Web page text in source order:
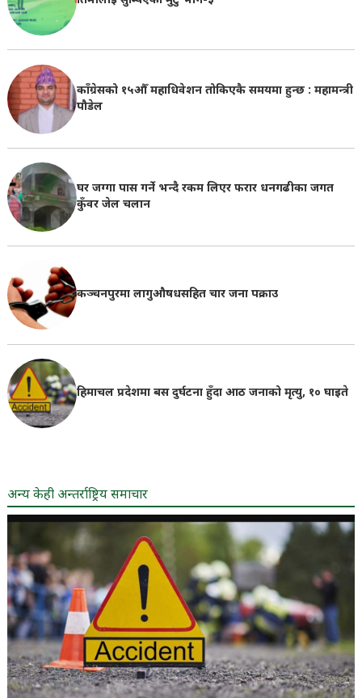
काँग्रेसको १५औँ महाधिवेशन तोकिएकै समयमा हुन्छ : महामन्त्री
पौडेल
घर जग्गा पास गर्ने भन्दै रकम लिएर फरार धनगढीका जगत
कुँवर जेल चलान
कञ्चनपुरमा लागुऔषधसहित चार जना पक्राउ
हिमाचल प्रदेशमा बस दुर्घटना हुँदा आठ जनाको मृत्यु, १० घाइते
अन्य केही अन्तर्राष्ट्रिय समाचार